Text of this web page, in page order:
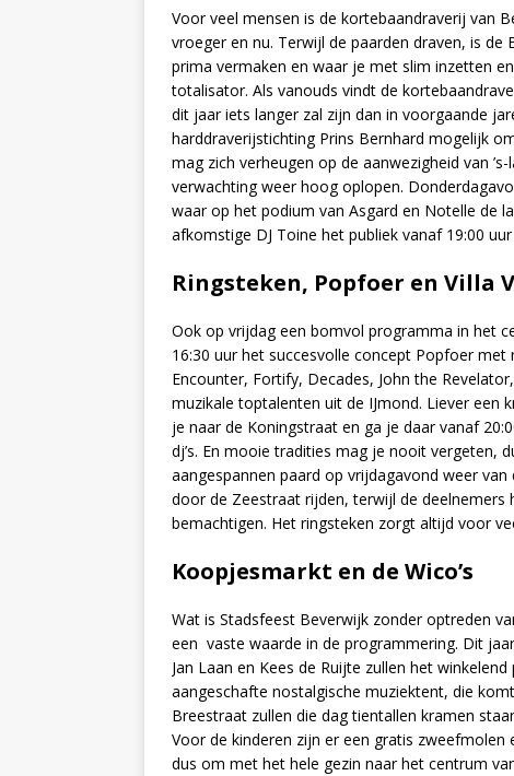
Voor veel mensen is de kortebaandraverij van
vroeger en nu. Terwijl de paarden draven, is
prima vermaken en waar je met slim inzetten
totalisator. Als vanouds vindt de
dit jaar iets langer zal zijn dan in voorgaande
harddraverijstichting Prins Bernhard mogelijk
mag zich verheugen op de aanwezigheid van
verwachting weer hoog oplopen.
waar op het podium van Asgard en Notelle de
afkomstige DJ Toine het publiek vanaf 19:00
Ringsteken, Popfoer en Villa
Ook op vrijdag een bomvol programma in het
16:30 uur het succesvolle concept Popfoer
Encounter, Fortify, Decades, John the
muzikale toptalenten uit de IJmond. Liever een
je naar de Koningstraat en ga je daar vanaf
dj’s. En mooie tradities mag je nooit vergeten,
aangespannen paard op vrijdagavond weer
door de Zeestraat rijden, terwijl de
bemachtigen. Het ringsteken zorgt altijd voor
Koopjesmarkt en de Wico’s
Wat is Stadsfeest Beverwijk zonder optreden
een vaste waarde in de programmering. Dit
Jan Laan en Kees de Ruijte zullen het
aangeschafte nostalgische muziektent, die
Breestraat zullen die dag tientallen kramen
Voor de kinderen zijn er een gratis zweefmolen
dus om met het hele gezin naar het centrum